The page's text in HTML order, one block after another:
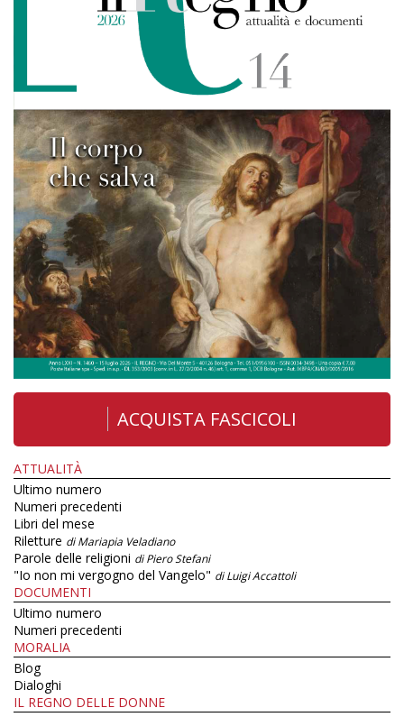
ACQUISTA FASCICOLI
ATTUALITÀ
Ultimo numero
Numeri precedenti
Libri del mese
Riletture di Mariapia Veladiano
Parole delle religioni di Piero Stefani
"Io non mi vergogno del Vangelo" di Luigi Accattoli
DOCUMENTI
Ultimo numero
Numeri precedenti
MORALIA
Blog
Dialoghi
IL REGNO DELLE DONNE